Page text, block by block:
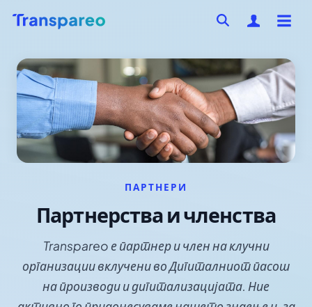
ПАРТНЕРИ
Партнерства и членства
Transpareo е партнер и член на клучни
организации вклучени во Дигиталниот пасош
на производи и дигитализацијата. Ние